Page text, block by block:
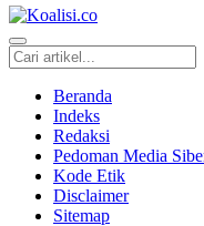
Beranda
Indeks
Redaksi
Pedoman Media
Kode Etik
Disclaimer
Sitemap